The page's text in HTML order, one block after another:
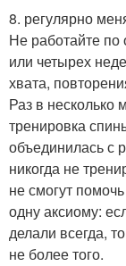
8. регулярно
Не работайте
или четырех
хвата,
Раз в несколько
тренировка
объединилась с
никогда не
не смогут
одну аксиому:
делали всегда,
не более того.